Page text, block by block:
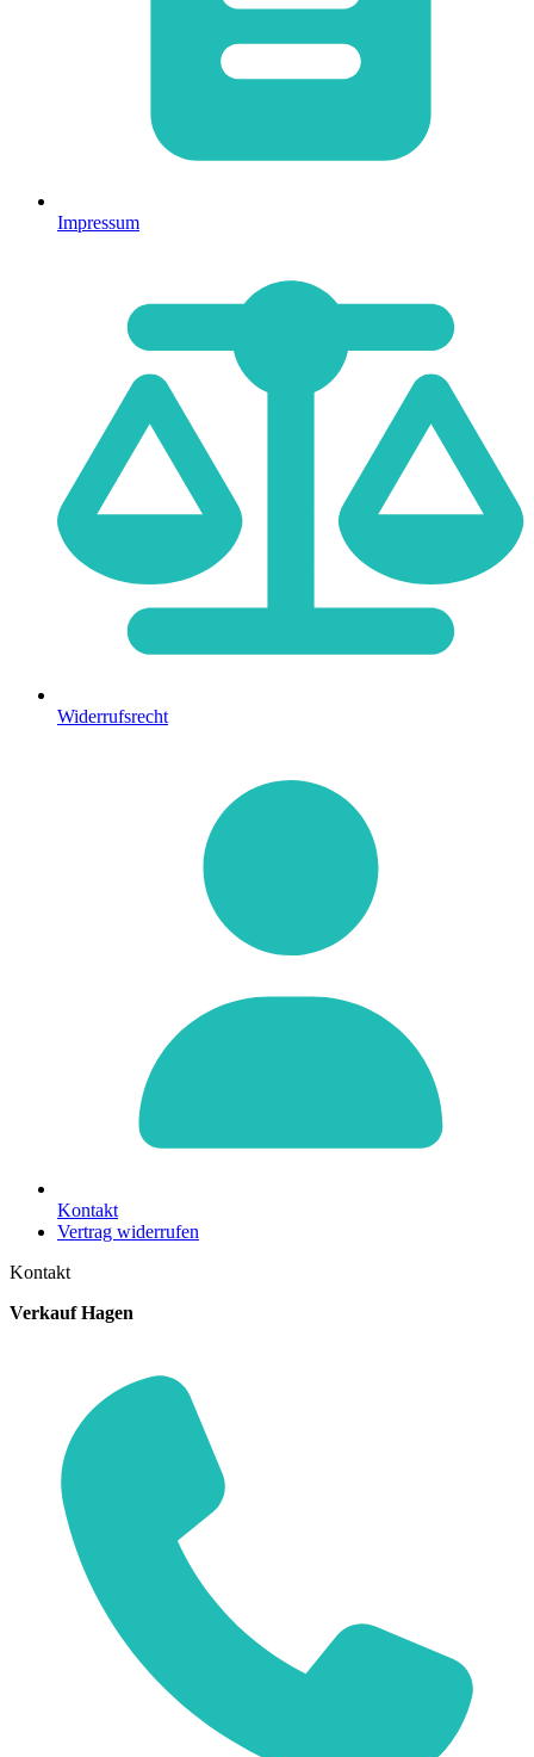
Impressum
Widerrufsrecht
Kontakt
Vertrag widerrufen
Kontakt
Verkauf Hagen